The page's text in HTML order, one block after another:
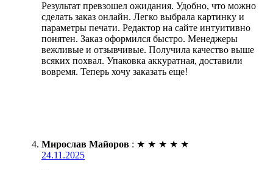
Результат превзошел ожидания. Удобно, что можно
сделать заказ онлайн. Легко выбрала картинку и
параметры печати. Редактор на сайте интуитивно
понятен. Заказ оформился быстро. Менеджеры
вежливые и отзывчивые. Получила качество выше
всяких похвал. Упаковка аккуратная, доставили
вовремя. Теперь хочу заказать еще!
Мирослав Майоров : ★ ★ ★ ★ ★
24.11.2025